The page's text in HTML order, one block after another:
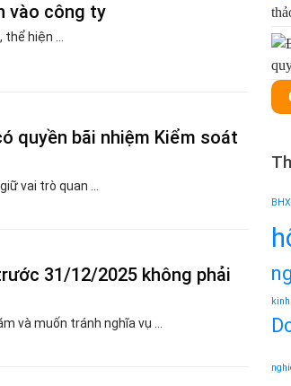
vào công ty
hiện ...
quyền bãi nhiệm Kiểm soát
vai trò quan ...
31/12/2025 không phải
và muốn tránh nghĩa vụ ...